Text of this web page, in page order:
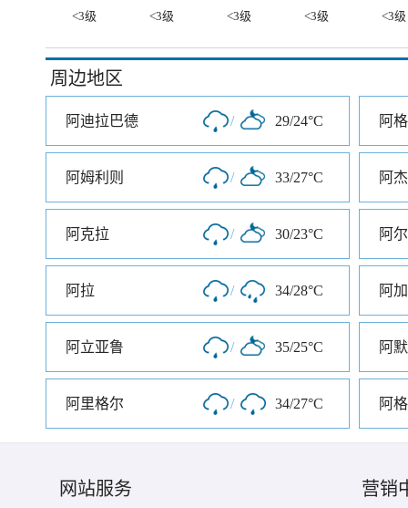
<3级
<3级 <3级 <3级 <3级
周边地区
阿迪拉巴德 / 29/24°C 阿
阿姆利则 / 33/27°C 阿
阿克拉 / 30/23°C 阿
阿拉 / 34/28°C 阿
阿立亚鲁 / 35/25°C 阿
阿里格尔 / 34/27°C 阿
网站服务 营销